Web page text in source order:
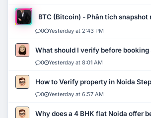
BTC (Bitcoin) - Phân tích
0 Yesterday at 2:43 PM
What should I verify before booking
0 Yesterday at 8:01 AM
How to Verify property in Noida
0 Yesterday at 6:57 AM
Why does a 4 BHK flat Noida offer